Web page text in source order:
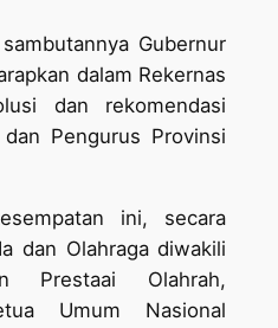
Gubernur
dalam Rekernas
dan rekomendasi
Pengurus Provinsi
ini, secara
dan Olahraga diwakili
Prestaai Olahrah,
Umum Nasional